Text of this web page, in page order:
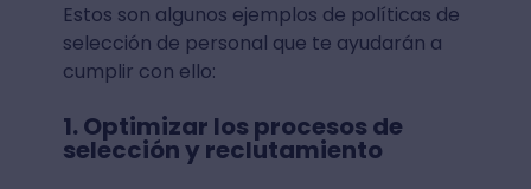
Estos son algunos ejemplos de políticas de
selección de personal que te ayudarán a
cumplir con ello:
1. Optimizar los procesos de
selección y reclutamiento